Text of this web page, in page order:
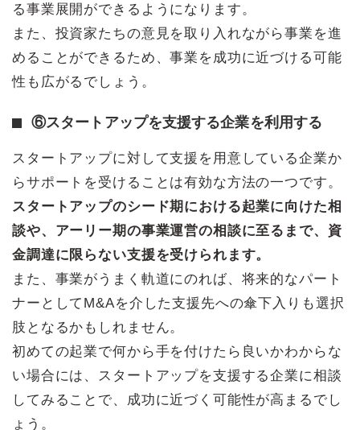
る事業展開ができるようになります。
また、投資家たちの意見を取り入れながら事業を進
めることができるため、事業を成功に近づける可能
性も広がるでしょう。
⑥スタートアップを支援する企業を利用する
スタートアップに対して支援を用意している企業か
らサポートを受けることは有効な方法の一つです。
スタートアップのシード期における起業に向けた相
談や、アーリー期の事業運営の相談に至るまで、資
金調達に限らない支援を受けられます。
また、事業がうまく軌道にのれば、将来的なパート
ナーとしてM&Aを介した支援先への傘下入りも選択
肢となるかもしれません。
初めての起業で何から手を付けたら良いかわからな
い場合には、スタートアップを支援する企業に相談
してみることで、成功に近づく可能性が高まるでし
ょう。